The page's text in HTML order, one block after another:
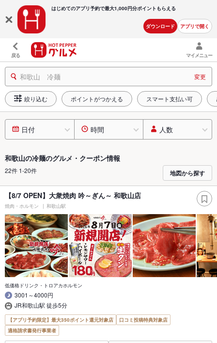
はじめてのアプリ予約で最大1,000円分ポイントもらえる
ダウンロード アプリで開く
戻る マイメニュー
和歌山 冷麺 変更
絞り込む ポイントがつかえる スマート支払い可
日付 時間 人数
和歌山の冷麺のグルメ・クーポン情報
22件 1-20件 地図から探す
【8/7 OPEN】大衆焼肉 吟～ぎん～ 和歌山店
焼肉・ホルモン 和歌山駅
低価格ドリンク・トロアカホルモン
3001～4000円
JR和歌山駅 徒歩5分
【アプリ予約限定】最大350ポイント還元対象店
口コミ投稿特典対象店
適格請求書発行事業者